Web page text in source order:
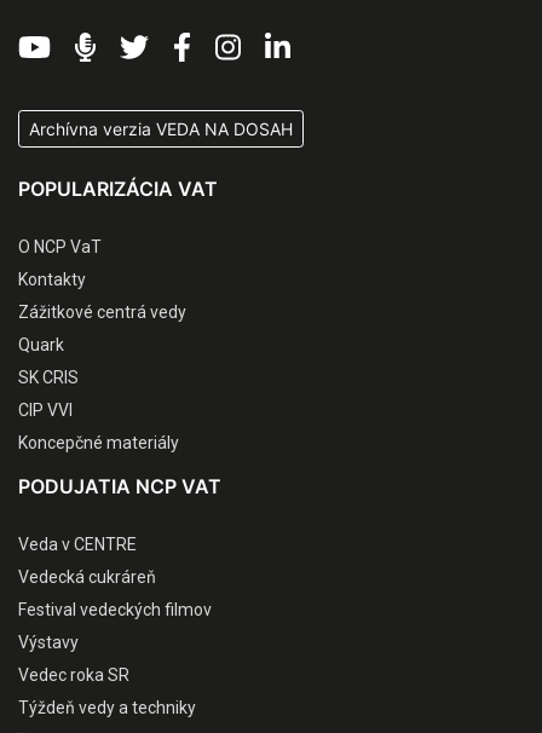
Archívna verzia VEDA NA DOSAH
POPULARIZÁCIA VAT
O NCP VaT
Kontakty
Zážitkové centrá vedy
Quark
SK CRIS
CIP VVI
Koncepčné materiály
PODUJATIA NCP VAT
Veda v CENTRE
Vedecká cukráreň
Festival vedeckých filmov
Výstavy
Vedec roka SR
Týždeň vedy a techniky